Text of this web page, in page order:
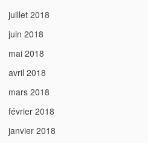
juillet 2018
juin 2018
mai 2018
avril 2018
mars 2018
février 2018
janvier 2018